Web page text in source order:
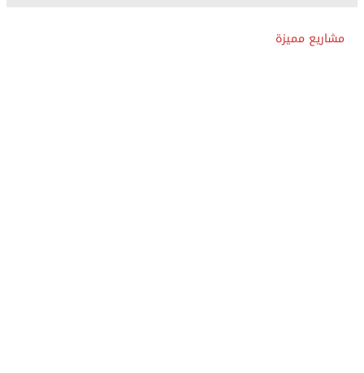
مشاريع مميزة